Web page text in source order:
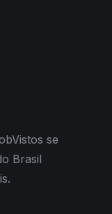
se
Brasil